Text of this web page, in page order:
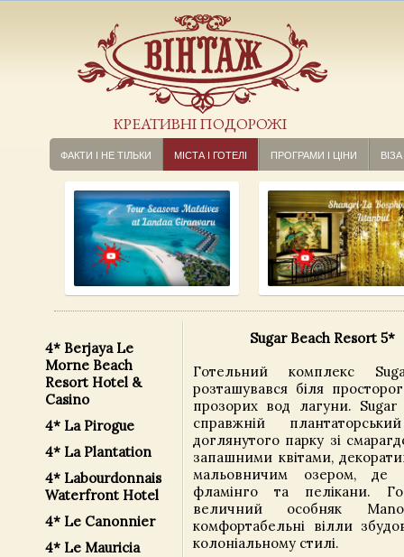
КРЕАТИВНІ ПОДОРОЖІ
ФАКТИ І НЕ ТІЛЬКИ МІСТА І ГОТЕЛІ ПРОГРАМИ І ЦІНИ ВІЗА
4* Berjaya Le
Morne Beach
Resort Hotel &
Casino
4* La Pirogue
4* La Plantation
4* Labourdonnais
Waterfront Hotel
4* Le Canonnier
4* Le Mauricia
Sugar Beach Resort 5*
Готельний комплекс
розташувався біля
прозорих вод лагуни.
справжній
доглянутого парку зі
запашними квітами,
мальовничим озером, де
фламінго та пелікани.
величний особняк
комфортабельні вілли
колоніальному стилі.